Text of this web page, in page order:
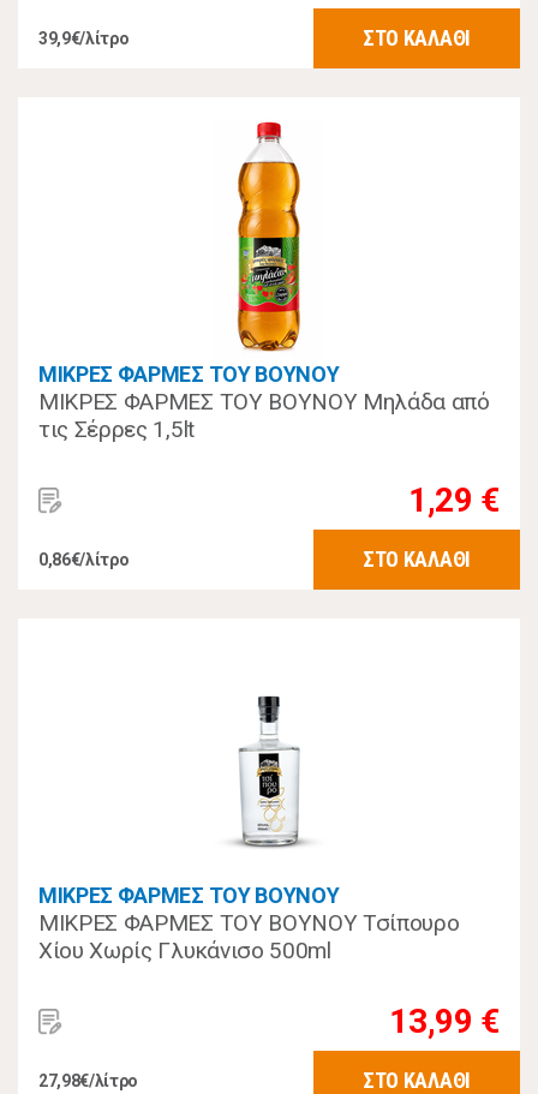
39,9€/λίτρο ΣΤΟ ΚΑΛΑΘΙ
ΜΙΚΡΕΣ ΦΑΡΜΕΣ ΤΟΥ ΒΟΥΝΟΥ
ΜΙΚΡΕΣ ΦΑΡΜΕΣ ΤΟΥ ΒΟΥΝΟΥ Μηλάδα από
τις Σέρρες 1,5lt
1,29 €
0,86€/λίτρο ΣΤΟ ΚΑΛΑΘΙ
ΜΙΚΡΕΣ ΦΑΡΜΕΣ ΤΟΥ ΒΟΥΝΟΥ
ΜΙΚΡΕΣ ΦΑΡΜΕΣ ΤΟΥ ΒΟΥΝΟΥ Τσίπουρο
Χίου Χωρίς Γλυκάνισο 500ml
13,99 €
27,98€/λίτρο ΣΤΟ ΚΑΛΑΘΙ